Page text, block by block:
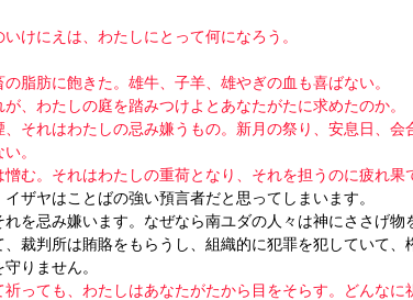
いけにえは、わたしにとって何になろう。
脂肪に飽きた。雄牛、子羊、雄やぎの血も喜ばない。
、わたしの庭を踏みつけよとあなたがたに求めたのか。
それはわたしの忌み嫌うもの。新月の祭り、安息日、会
。
む。それはわたしの重荷となり、それを担うのに疲れ果
ザヤはことばの強い預言者だと思ってしまいます。
を忌み嫌います。なぜなら南ユダの人々は神にささげ物
裁判所は賄賂をもらうし、組織的に犯罪を犯していて、
りません。
っても、わたしはあなたがたから目をそらす。どんなに